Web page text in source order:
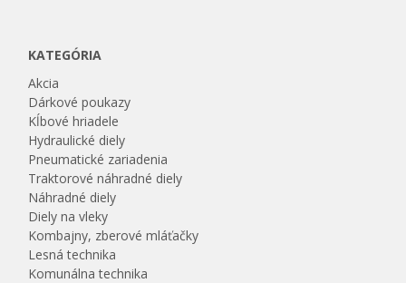
KATEGÓRIA
Akcia
Dárkové poukazy
Kĺbové hriadele
Hydraulické diely
Pneumatické zariadenia
Traktorové náhradné diely
Náhradné diely
Diely na vleky
Kombajny, zberové mláťačky
Lesná technika
Komunálna technika